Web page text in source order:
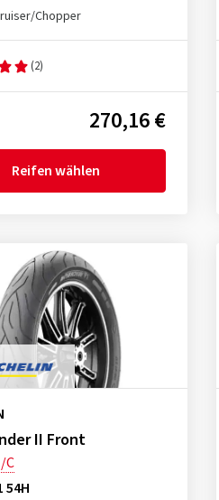
Chopper
(2)
270,16 €
Reifen wählen
II Front
C
54H